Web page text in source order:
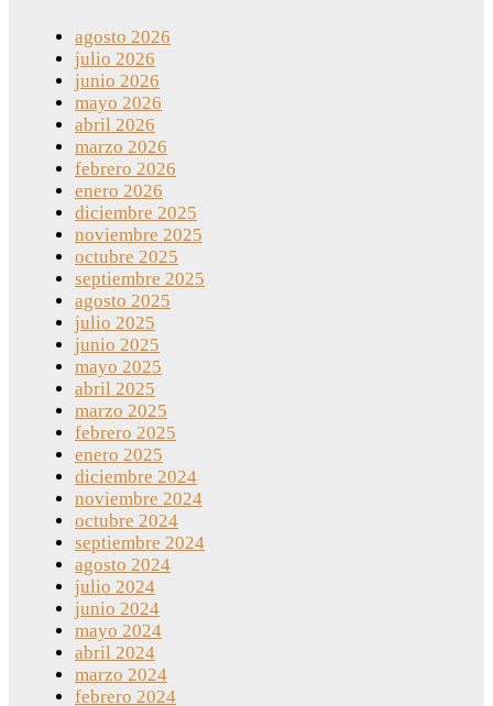
agosto 2026
julio 2026
junio 2026
mayo 2026
abril 2026
marzo 2026
febrero 2026
enero 2026
diciembre 2025
noviembre 2025
octubre 2025
septiembre 2025
agosto 2025
julio 2025
junio 2025
mayo 2025
abril 2025
marzo 2025
febrero 2025
enero 2025
diciembre 2024
noviembre 2024
octubre 2024
septiembre 2024
agosto 2024
julio 2024
junio 2024
mayo 2024
abril 2024
marzo 2024
febrero 2024